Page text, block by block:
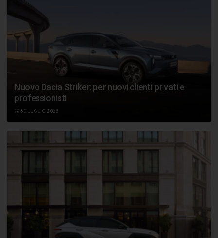
Nuovo Dacia Striker: per nuovi clienti privati e
professionisti
30 LUGLIO 2026